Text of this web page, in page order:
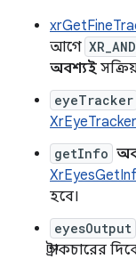
আগে
অবশ্যই
eyeTracker
getInfo
হবে।
eyesOutput
স্ট্রাকচারের